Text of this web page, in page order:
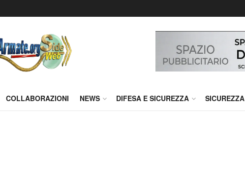
COLLABORAZIONI NEWS DIFESA E SICUREZZA SICUREZZA